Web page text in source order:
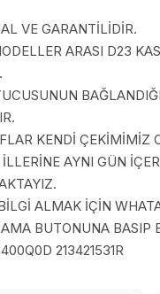
VE GARANTİLİDİR.
ARASI D23
KENDİ ÇEKİMİMİZ
AYNI GÜN
ALMAK İÇİN
BUTONUNA BASIP
213421531R